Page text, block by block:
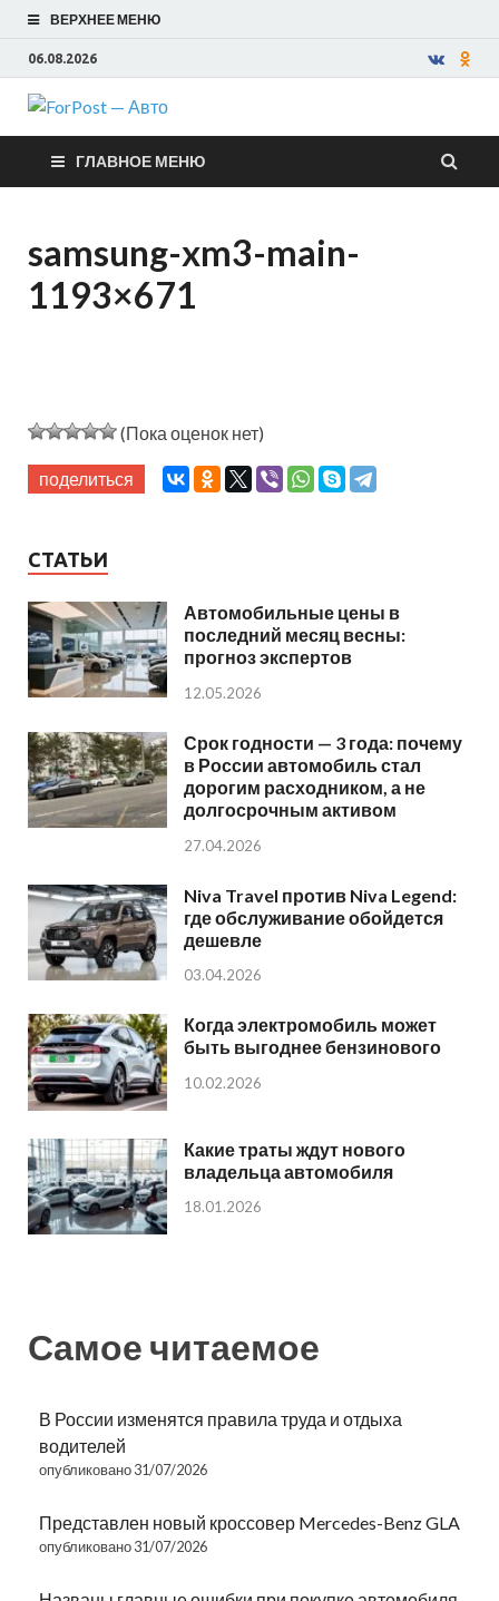
ВЕРХНЕЕ МЕНЮ
06.08.2026
ForPost —
Авто
ГЛАВНОЕ МЕНЮ
samsung-xm3-main-
1193×671
(Пока оценок нет)
поделиться
СТАТЬИ
Автомобильные цены в
последний месяц весны:
прогноз экспертов
12.05.2026
Срок годности — 3 года: почему
в России автомобиль стал
дорогим расходником, а не
долгосрочным активом
27.04.2026
Niva Travel против Niva Legend:
где обслуживание обойдется
дешевле
03.04.2026
Когда электромобиль может
быть выгоднее бензинового
10.02.2026
Какие траты ждут нового
владельца автомобиля
18.01.2026
Самое читаемое
В России изменятся правила труда и отдыха
водителей
опубликовано 31/07/2026
Представлен новый кроссовер Mercedes-Benz GLA
опубликовано 31/07/2026